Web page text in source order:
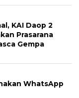
KAI Daop 2
Prasarana
Gempa
WhatsApp